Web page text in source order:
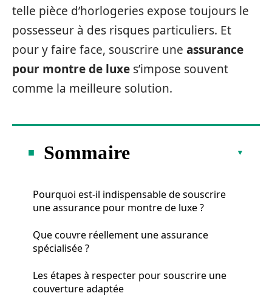
telle pièce d’horlogeries expose toujours le
possesseur à des risques particuliers. Et
pour y faire face, souscrire une assurance
pour montre de luxe s’impose souvent
comme la meilleure solution.
Sommaire
Pourquoi est-il indispensable de souscrire
une assurance pour montre de luxe ?
Que couvre réellement une assurance
spécialisée ?
Les étapes à respecter pour souscrire une
couverture adaptée